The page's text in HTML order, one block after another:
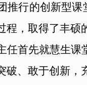
推行的创新型课
，取得了丰硕
任首先就慧生
破、敢于创新，